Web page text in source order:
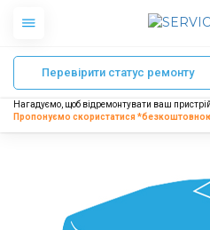
Apple
Гаджети
Акустика
Перевірити статус ремонту
Нагадуємо, щоб відремонтувати ваш пристрій
Пропонуємо скористатися
Головна Ремонт зарядних станцій